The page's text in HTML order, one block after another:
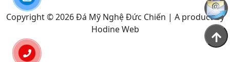
Copyright © 2026 Đá Mỹ Nghệ Đức Chiến | A product by
Hodine Web